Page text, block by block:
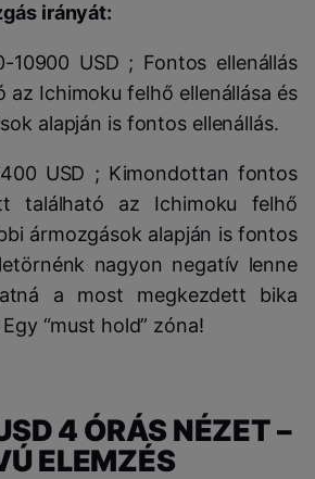
irányát:
10900 USD ; Fontos ellenállás
az Ichimoku felhő ellenállása és
alapján is fontos ellenállás.
USD ; Kimondottan fontos
található az Ichimoku felhő
ármozgások alapján is fontos
nagyon negatív lenne
a most megkezdett bika
“must hold” zóna!
4 ÓRÁS NÉZET –
ELEMZÉS